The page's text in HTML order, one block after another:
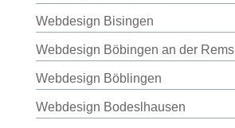
Webdesign Bisingen
Webdesign Böbingen an der Rems
Webdesign Böblingen
Webdesign Bodeslhausen